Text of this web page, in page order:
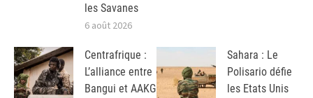
les Savanes
6 août 2026
Centrafrique :
L’alliance entre
Bangui et AAKG
Sahara : Le
Polisario défie
les Etats Unis